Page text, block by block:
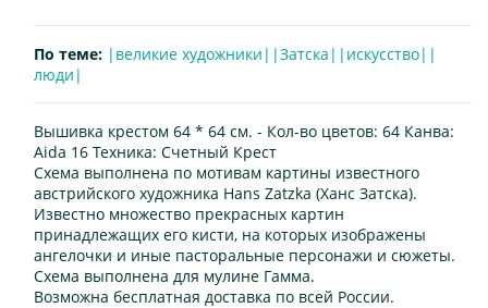
По теме: |великие художники| |Затска| |искусство| |
люди|
Вышивка крестом 64 * 64 см. - Кол-во цветов: 64 Канва:
Aida 16 Техника: Счетный Крест
Схема выполнена по мотивам картины известного
австрийского художника Hans Zatzka (Ханс Затска).
Известно множество прекрасных картин
принадлежащих его кисти, на которых изображены
ангелочки и иные пасторальные персонажи и сюжеты.
Схема выполнена для мулине Гамма.
Возможна бесплатная доставка по всей России.